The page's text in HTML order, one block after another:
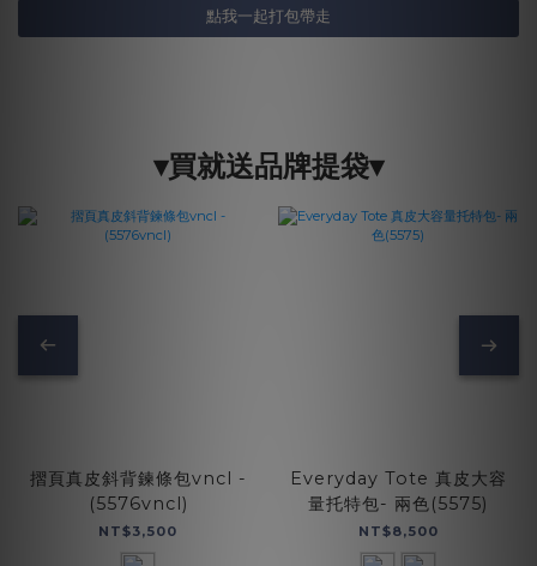
點我一起打包帶走
▾買就送品牌提袋▾
摺頁真皮斜背鍊條包vncl -
(5576vncl)
NT$3,500
Everyday Tote 真皮大容
量托特包- 兩色(5575)
NT$8,500